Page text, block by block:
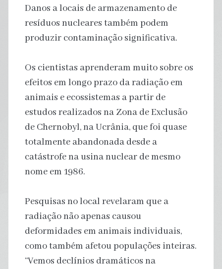
Danos a locais de armazenamento de
resíduos nucleares também podem
produzir contaminação significativa.
Os cientistas aprenderam muito sobre os
efeitos em longo prazo da radiação em
animais e ecossistemas a partir de
estudos realizados na Zona de Exclusão
de Chernobyl, na Ucrânia, que foi quase
totalmente abandonada desde a
catástrofe na usina nuclear de mesmo
nome em 1986.
Pesquisas no local revelaram que a
radiação não apenas causou
deformidades em animais individuais,
como também afetou populações inteiras.
“Vemos declínios dramáticos na